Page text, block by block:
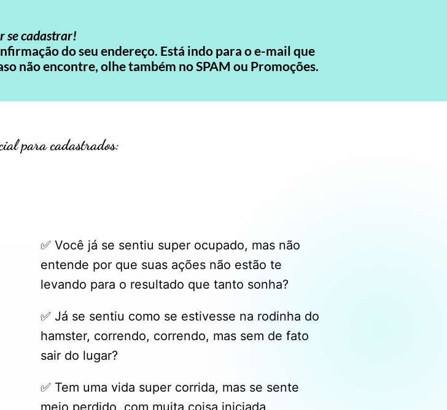
se cadastrar!
do seu endereço. Está indo para o e-mail que
não encontre, olhe também no SPAM ou Promoções.
para cadastrados:
✅ Você já se sentiu super ocupado, mas não
entende por que suas ações não estão te
levando para o resultado que tanto sonha?
✅ Já se sentiu como se estivesse na rodinha do
hamster, correndo, correndo, mas sem de fato
sair do lugar?
✅ Tem uma vida super corrida, mas se sente
meio perdido, com muita coisa iniciada,